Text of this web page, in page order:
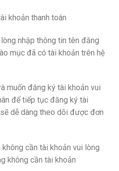
khoản thanh toán
nhập thông tin tên đăng
mục đã có tài khoản trên hệ
muốn đăng ký tài khoản vui
để tiếp tục đăng ký tài
dễ dàng theo dõi được đơn
không cần tài khoản vui lòng
không cần tài khoản